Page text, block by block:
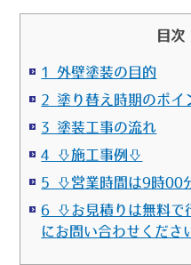
目次
1 外壁塗装の目的
2 塗り替え時期のポイ
3 塗装工事の流れ
4 ⇩施工事例⇩
5 ⇩営業時間は9時00
6 ⇩お見積りは無料で